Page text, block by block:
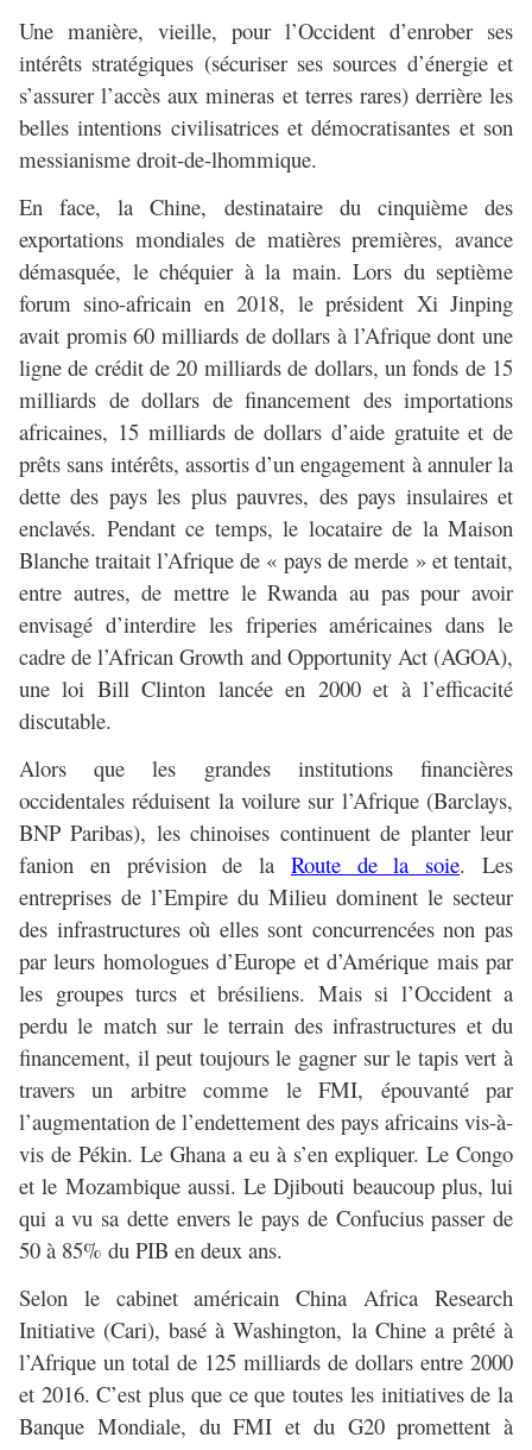
Une manière, vieille, pour l’Occident d’enrober ses
intérêts stratégiques (sécuriser ses sources d’énergie et
s’assurer l’accès aux mineras et terres rares) derrière les
belles intentions civilisatrices et démocratisantes et son
messianisme droit-de-lhommique.
En face, la Chine, destinataire du cinquième des
exportations mondiales de matières premières, avance
démasquée, le chéquier à la main. Lors du septième
forum sino-africain en 2018, le président Xi Jinping
avait promis 60 milliards de dollars à l’Afrique dont une
ligne de crédit de 20 milliards de dollars, un fonds de 15
milliards de dollars de financement des importations
africaines, 15 milliards de dollars d’aide gratuite et de
prêts sans intérêts, assortis d’un engagement à annuler la
dette des pays les plus pauvres, des pays insulaires et
enclavés. Pendant ce temps, le locataire de la Maison
Blanche traitait l’Afrique de « pays de merde » et tentait,
entre autres, de mettre le Rwanda au pas pour avoir
envisagé d’interdire les friperies américaines dans le
cadre de l’African Growth and Opportunity Act (AGOA),
une loi Bill Clinton lancée en 2000 et à l’efficacité
discutable.
Alors que les grandes institutions financières
occidentales réduisent la voilure sur l’Afrique (Barclays,
BNP Paribas), les chinoises continuent de planter leur
fanion en prévision de la Route de la soie. Les
entreprises de l’Empire du Milieu dominent le secteur
des infrastructures où elles sont concurrencées non pas
par leurs homologues d’Europe et d’Amérique mais par
les groupes turcs et brésiliens. Mais si l’Occident a
perdu le match sur le terrain des infrastructures et du
financement, il peut toujours le gagner sur le tapis vert à
travers un arbitre comme le FMI, épouvanté par
l’augmentation de l’endettement des pays africains vis-à-
vis de Pékin. Le Ghana a eu à s’en expliquer. Le Congo
et le Mozambique aussi. Le Djibouti beaucoup plus, lui
qui a vu sa dette envers le pays de Confucius passer de
50 à 85% du PIB en deux ans.
Selon le cabinet américain China Africa Research
Initiative (Cari), basé à Washington, la Chine a prêté à
l’Afrique un total de 125 milliards de dollars entre 2000
et 2016. C’est plus que ce que toutes les initiatives de la
Banque Mondiale, du FMI et du G20 promettent à